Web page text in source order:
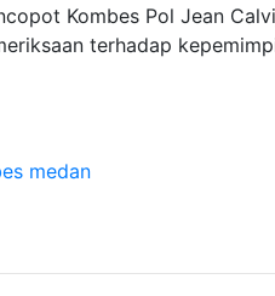
Kombes Pol Jean
terhadap
medan